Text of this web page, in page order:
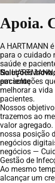
Apoia.
A HARTMANN
para o cuidado
saúde e
Soluções
paciente
Na
em soluções
melhorar a
pacientes.
Nossos
trazemos ao
valor
nossa posição
negócios
negócios —
Gestão de
Ao mesmo
alcançar um